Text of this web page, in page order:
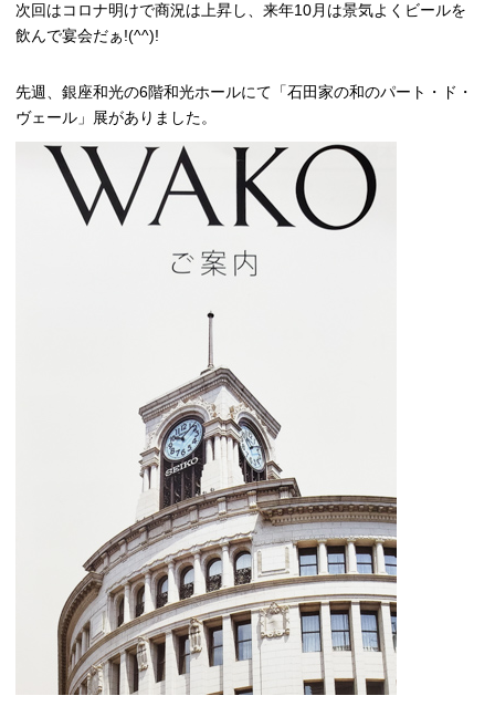
次回はコロナ明けで商況は上昇し、来年10月は景気よくビールを
飲んで宴会だぁ!(^^)!
先週、銀座和光の6階和光ホールにて「石田家の和のパート・ド・
ヴェール」展がありました。